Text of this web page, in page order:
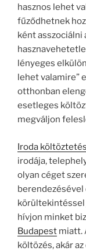
hasznos lehet
fűződhetnek
ként asszociálni
lényeges
lehet valamire”
otthonban
esetleges
megváljon
Iroda költöztetés
irodája,
olyan céget
berendezésével
körültekintéssel
hívjon minket
Budapest miatt.
költözés, akár